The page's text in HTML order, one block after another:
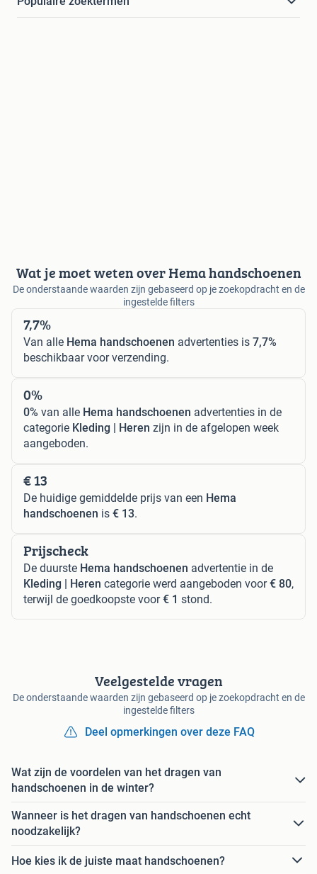
Wat je moet weten over Hema handschoenen
De onderstaande waarden zijn gebaseerd op je zoekopdracht en de
ingestelde filters
7,7%
Van alle Hema handschoenen advertenties is 7,7%
beschikbaar voor verzending.
0%
0% van alle Hema handschoenen advertenties in de
categorie Kleding | Heren zijn in de afgelopen week
aangeboden.
€ 13
De huidige gemiddelde prijs van een Hema
handschoenen is € 13.
Prijscheck
De duurste Hema handschoenen advertentie in de
Kleding | Heren categorie werd aangeboden voor€ 80,
terwijl de goedkoopste voor€ 1 stond.
Veelgestelde vragen
De onderstaande waarden zijn gebaseerd op je zoekopdracht en de
ingestelde filters
Deel opmerkingen over deze FAQ
Wat zijn de voordelen van het dragen van
handschoenen in de winter?
Wanneer is het dragen van handschoenen echt
noodzakelijk?
Hoe kies ik de juiste maat handschoenen?